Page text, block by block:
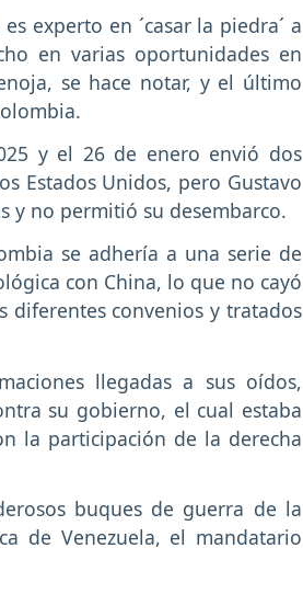
experto en ´casar la piedra´ a
en varias oportunidades en
se hace notar, y el último
y el 26 de enero envió dos
Estados Unidos, pero Gustavo
y no permitió su desembarco.
se adhería a una serie de
con China, lo que no cayó
diferentes convenios y tratados
llegadas a sus oídos,
su gobierno, el cual estaba
la participación de la derecha
buques de guerra de la
de Venezuela, el mandatario